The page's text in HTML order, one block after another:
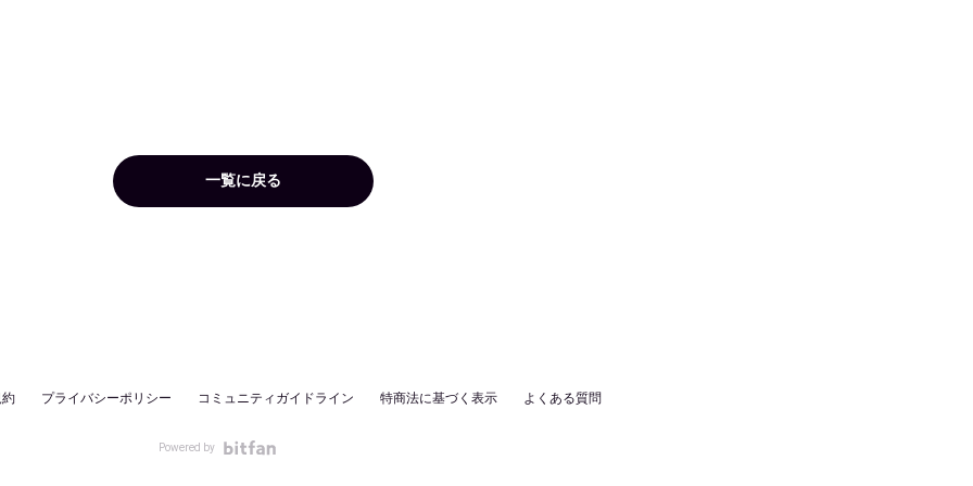
一覧に戻る
プライバシーポリシー コミュニティガイドライン 特商法に基づく表示 よくある質問
Powered by